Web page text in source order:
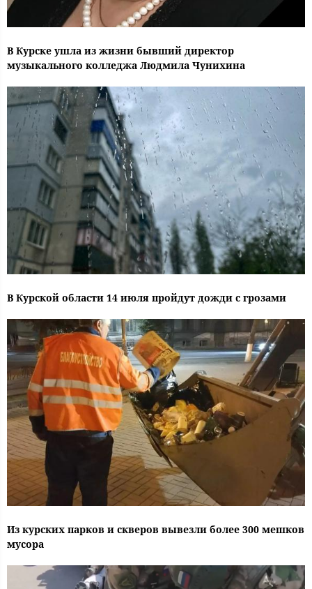
В Курске ушла из жизни бывший директор
музыкального колледжа Людмила Чунихина
В Курской области 14 июля пройдут дожди с грозами
Из курских парков и скверов вывезли более 300 мешков
мусора